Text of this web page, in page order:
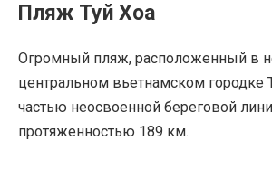
Пляж Туй Хоа
Огромный пляж, расположенный в
центральном вьетнамском городке
частью неосвоенной береговой
протяженностью 189 км.